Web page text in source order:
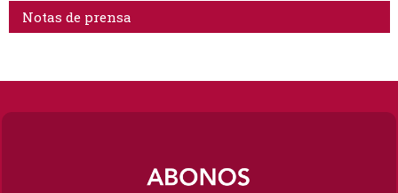
Notas de prensa